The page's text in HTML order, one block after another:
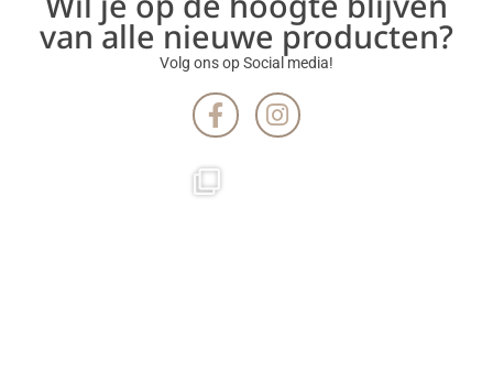
van alle nieuwe producten?
Volg ons op Social media!